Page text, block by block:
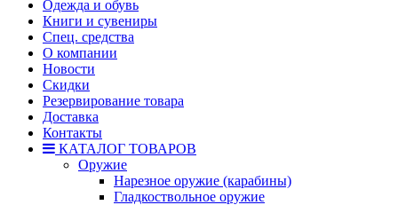
Одежда и обувь
Книги и сувениры
Спец. средства
О компании
Новости
Скидки
Резервирование товара
Доставка
Контакты
КАТАЛОГ ТОВАРОВ
Оружие
Нарезное оружие (карабины)
Гладкоствольное оружие